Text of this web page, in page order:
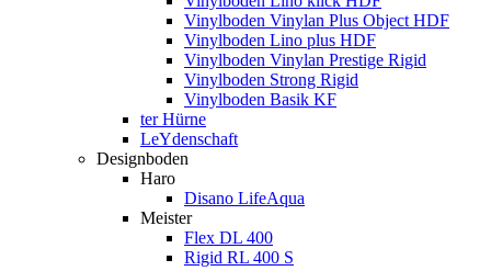
Vinylboden Vinylan Plus Object HDF
Vinylboden Lino plus HDF
Vinylboden Vinylan Prestige Rigid
Vinylboden Strong Rigid
Vinylboden Basik KF
ter Hürne
LeYdenschaft
Designboden
Haro
Disano LifeAqua
Meister
Flex DL 400
Rigid RL 400 S